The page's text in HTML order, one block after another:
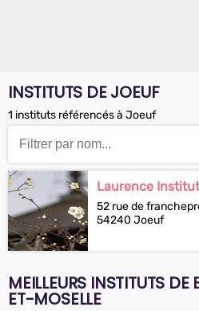
INSTITUTS DE JOEUF
1 instituts référencés à Joeuf
Laurence Institut
52 rue de
54240 Joeuf
MEILLEURS INSTITUTS
ET-MOSELLE